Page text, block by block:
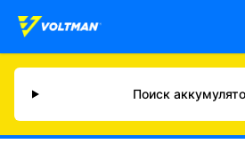
Поиск